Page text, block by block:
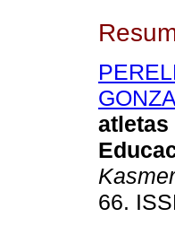
atletas
66.